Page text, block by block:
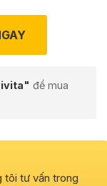
để mua
tôi tư vấn trong